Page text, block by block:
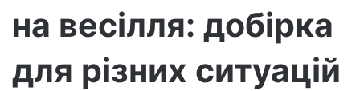
т
е
на весілля: добірка
для різних ситуацій